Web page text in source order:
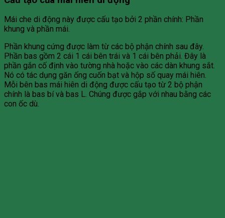
Mái che di động này được cấu tạo bởi 2 phần chính: Phần
khung và phần mái.
Phần khung cứng được làm từ các bộ phận chính sau đây.
Phần bas gồm 2 cái 1 cái bên trái và 1 cái bên phải. Đây là
phần gắn cố định vào tường nhà hoặc vào các dàn khung sắt.
Nó có tác dụng găn ống cuốn bạt và hộp số quay mái hiên.
Mỗi bên bas mái hiên di động được cấu tạo từ 2 bộ phận
chính là bas bí và bas L. Chúng được gắp với nhau bằng các
con ốc dù.